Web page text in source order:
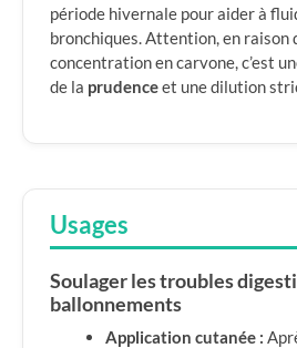
période hivernale pour aider à
bronchiques. Attention, en raison
concentration en carvone, c’est
de la prudenceet une dilution
Usages
Soulager les troubles
ballonnements
Application cutanée :